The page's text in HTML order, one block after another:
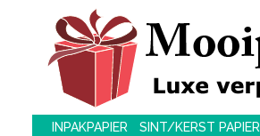
INPAKPAPIER SINT/KERST PAPIER